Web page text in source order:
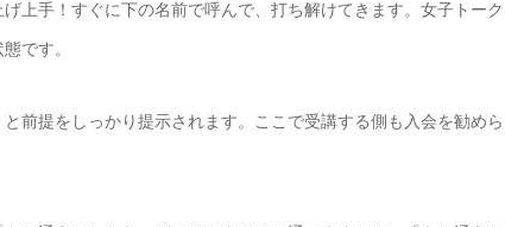
上手！すぐに下の名前で呼んで、打ち解けてきます。女子トーク
です。
前提をしっかり提示されます。ここで受講する側も入会を勧めら